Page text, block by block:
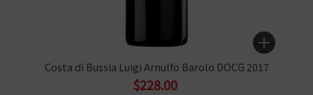
Costa di Bussia Luigi Arnulfo Barolo DOCG 2017
$228.00